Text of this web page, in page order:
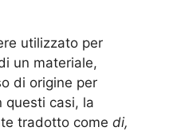
utilizzato per
un materiale,
di origine per
questi casi, la
tradotto come di,